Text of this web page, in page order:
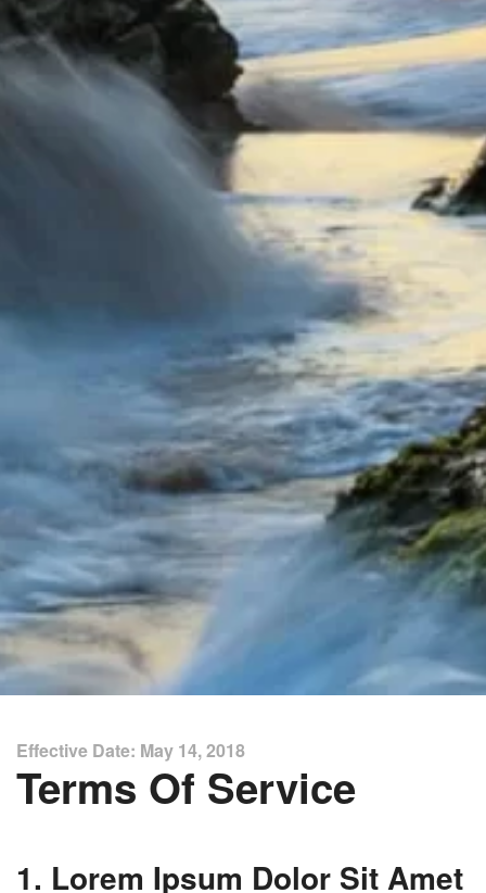
Effective Date: May 14, 2018
Terms Of Service
1. Lorem Ipsum Dolor Sit Amet